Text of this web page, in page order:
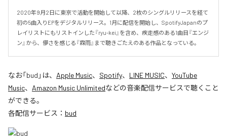
2020年9月2日に東京で活動を開始して以降、2枚のシングルリリースを経て
初の5曲入りEPをデジタルリリース。1月に配信を開始し、SpotifyJapanのプ
レイリストにもリストインした『ryu-kei』を含め、疾走感のある1曲目『エンジ
ン』から、儚さを感じる『霖雨』まで聴きごたえのある作品となっている。
なお「bud 」は、 Apple Music、 Spotify、 LINE MUSIC、 YouTube
Music、 Amazon Music Unlimitedなどの音楽配信サービスで聴くこと
ができる。
各配信サービス： bud